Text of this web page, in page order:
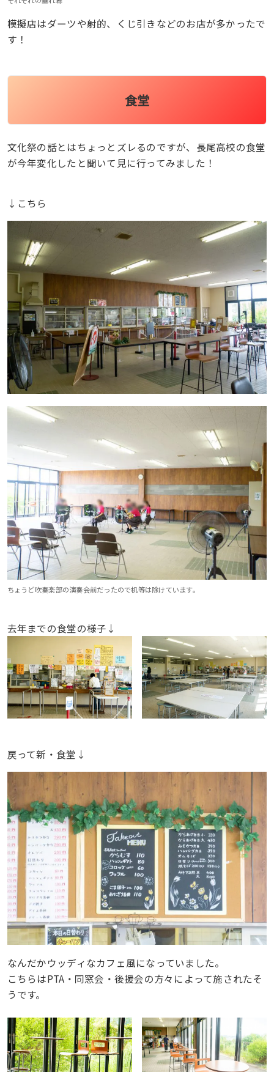
模擬店はダーツや射的、くじ引きなどのお店が多かったで
す！
食堂
文化祭の話とはちょっとズレるのですが、長尾高校の食堂
が今年変化したと聞いて見に行ってみました！
↓こちら
ちょうど吹奏楽部の演奏会前だったので机等は除けています。
去年までの食堂の様子↓
戻って新・食堂↓
なんだかウッディなカフェ風になっていました。
こちらはPTA・同窓会・後援会の方々によって施されたそ
うです。